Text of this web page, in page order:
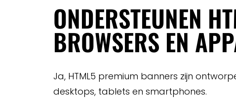
ONDERSTEUNEN
BROWSERS EN
Ja, HTML5 premium banners zijn
desktops, tablets en smartphones.